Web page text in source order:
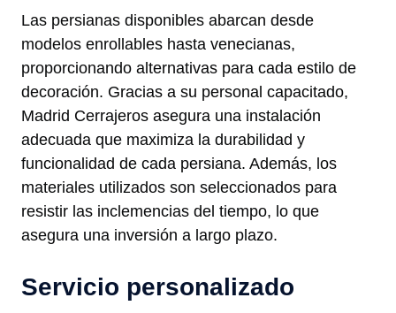
Las persianas disponibles abarcan desde
modelos enrollables hasta venecianas,
proporcionando alternativas para cada estilo de
decoración. Gracias a su personal capacitado,
Madrid Cerrajeros asegura una instalación
adecuada que maximiza la durabilidad y
funcionalidad de cada persiana. Además, los
materiales utilizados son seleccionados para
resistir las inclemencias del tiempo, lo que
asegura una inversión a largo plazo.
Servicio personalizado